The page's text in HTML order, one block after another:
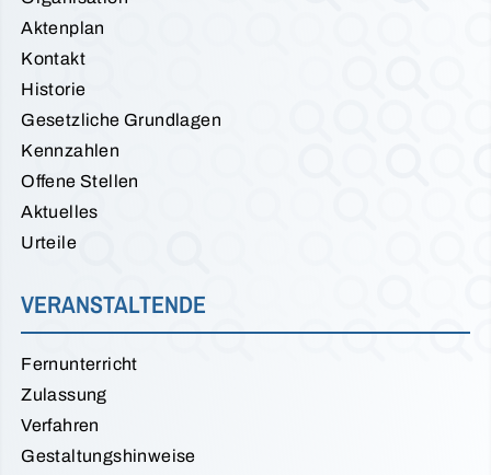
Aktenplan
Kontakt
Historie
Gesetzliche Grundlagen
Kennzahlen
Offene Stellen
Aktuelles
Urteile
VERANSTALTENDE
Fernunterricht
Zulassung
Verfahren
Gestaltungshinweise